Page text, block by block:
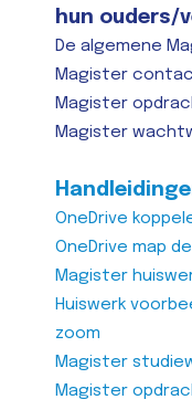
hun ouders/
De algemene
Magister
Magister
Magister
OneDrive
OneDrive map
Magister
Huiswerk
zoom
Magister
Magister